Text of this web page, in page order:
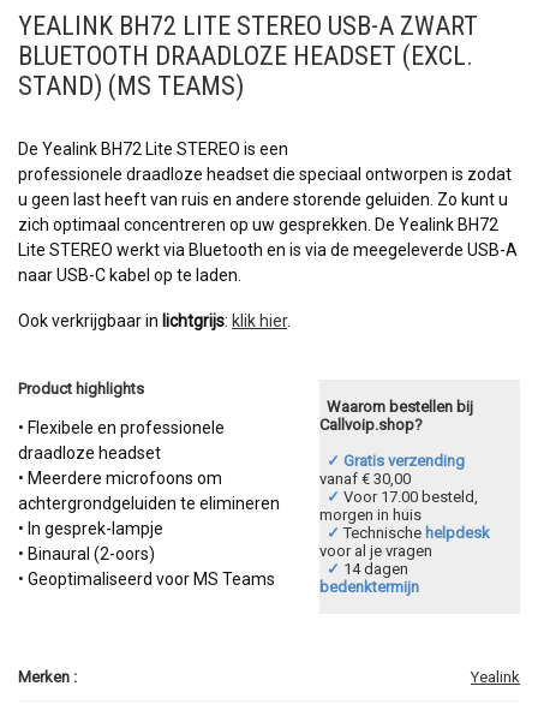
YEALINK BH72 LITE STEREO USB-A ZWART
BLUETOOTH DRAADLOZE HEADSET (EXCL.
STAND) (MS TEAMS)
De Yealink BH72 Lite STEREO is een
professionele draadloze headset die speciaal ontworpen is zodat
u geen last heeft van ruis en andere storende geluiden. Zo kunt u
zich optimaal concentreren op uw gesprekken. De Yealink BH72
Lite STEREO werkt via Bluetooth en is via de meegeleverde USB-A
naar USB-C kabel op te laden.
Ook verkrijgbaar in lichtgrijs: klik hier.
Product highlights
• Flexibele en professionele
draadloze headset
• Meerdere microfoons om
achtergrondgeluiden te elimineren
• In gesprek-lampje
• Binaural (2-oors)
• Geoptimaliseerd voor MS Teams
Waarom bestellen bij
Callvoip.shop?
✓ Gratis verzending
vanaf € 30,00
✓ Voor 17.00 besteld,
morgen in huis
✓ Technische helpdesk
voor al je vragen
✓ 14 dagen
bedenktermijn
Merken : Yealink